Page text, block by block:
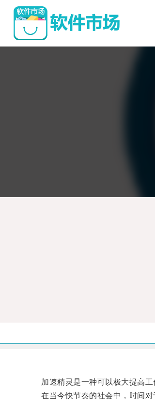
加速精灵是一种可以极大提高工
在当今快节奏的社会中，时间对